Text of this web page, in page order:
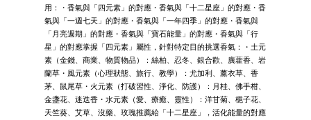
用：・香氣與「四元素」的對應・香氣與「十二星座」的對應・香
氣與「一週七天」的對應・香氣與「一年四季」的對應・香氣與
「月亮週期」的對應・香氣與「寶石能量」的對應・香氣與「行
星」的對應掌握「四元素」屬性，針對特定目的挑選香氣：・土元
素（金錢、商業、物質物品）：絲柏、忍冬、銀合歡、廣藿香、岩
蘭草・風元素（心理狀態、旅行、教學）：尤加利、薰衣草、香
茅、鼠尾草・火元素（打破習性、淨化、防護）：月桂、佛手柑、
金盞花、迷迭香・水元素（愛、療癒、靈性）：洋甘菊、梔子花、
天竺葵、艾草、沒藥、玫瑰推薦給「十二星座」，活化能量的對應